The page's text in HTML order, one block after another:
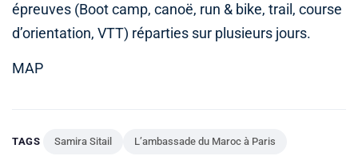
épreuves (Boot camp, canoë, run & bike, trail, course
d’orientation, VTT) réparties sur plusieurs jours.
MAP
TAGS Samira Sitail L’ambassade du Maroc à Paris